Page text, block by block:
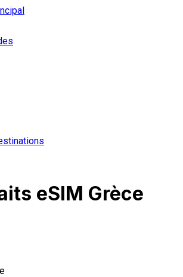
eSIM Grèce